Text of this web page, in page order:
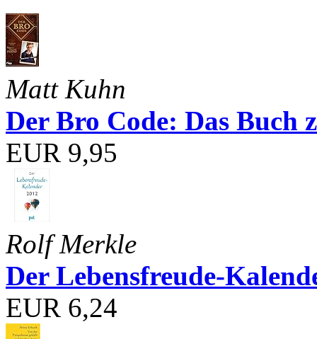
Matt Kuhn
Der Bro Code: Das Buch
EUR 9,95
Rolf Merkle
Der Lebensfreude-
EUR 6,24